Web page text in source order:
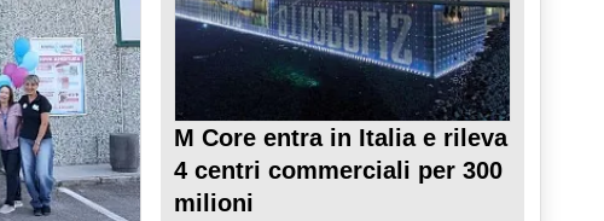
M Core entra in Italia e rileva
4 centri commerciali per 300
milioni